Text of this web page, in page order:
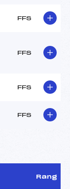
FFS
FFS
FFS
FFS
Rang